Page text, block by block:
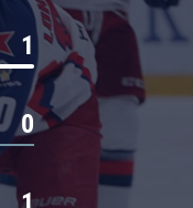
1
0